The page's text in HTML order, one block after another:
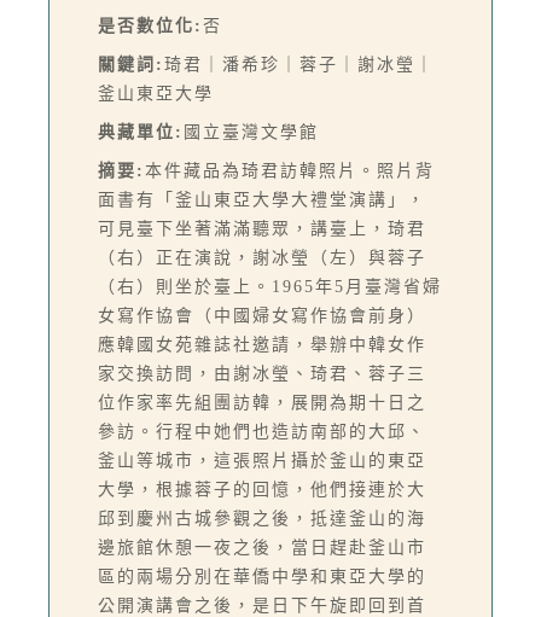
是否數位化: 否
關鍵詞: 琦君｜潘希珍｜蓉子｜謝冰瑩｜
釜山東亞大學
典藏單位: 國立臺灣文學館
摘要: 本件藏品為琦君訪韓照片。照片背
面書有「釜山東亞大學大禮堂演講」，
可見臺下坐著滿滿聽眾，講臺上，琦君
（右）正在演說，謝冰瑩（左）與蓉子
（右）則坐於臺上。1965年5月臺灣省婦
女寫作協會（中國婦女寫作協會前身）
應韓國女苑雜誌社邀請，舉辦中韓女作
家交換訪問，由謝冰瑩、琦君、蓉子三
位作家率先組團訪韓，展開為期十日之
參訪。行程中她們也造訪南部的大邱、
釜山等城市，這張照片攝於釜山的東亞
大學，根據蓉子的回憶，他們接連於大
邱到慶州古城參觀之後，抵達釜山的海
邊旅館休憩一夜之後，當日趕赴釜山市
區的兩場分別在華僑中學和東亞大學的
公開演講會之後，是日下午旋即回到首